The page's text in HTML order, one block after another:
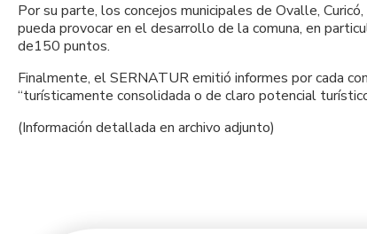
Por su parte, los concejos municipales de Ovalle,
pueda provocar en el desarrollo de la comuna, en
de150 puntos.
Finalmente, el SERNATUR emitió informes por cada
“turísticamente consolidada o de claro potencial
(Información detallada en archivo adjunto)